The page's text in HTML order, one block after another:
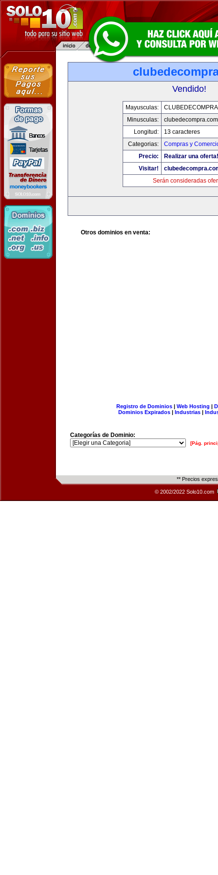
Vendido!
Mayusculas:
Minusculas:
clubedecompra.com
Longitud:
13 caracteres
Categorias:
Compras y
Precio:
Realizar una oferta!
Visitar!
Serán consideradas
Otros dominios en venta:
Registro de Dominios| Web Hosting |
Dominios Expirados | Industrias |
Categorías de Dominio:
[Pág.
** Precios
© 2002/2022 Solo10.com